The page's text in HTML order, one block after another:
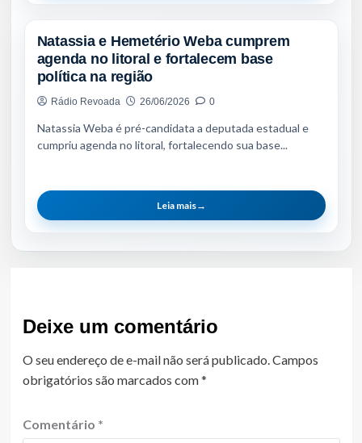
Natassia e Hemetério Weba cumprem
agenda no litoral e fortalecem base
política na região
Rádio Revoada 26/06/2026 0
Natassia Weba é pré-candidata a deputada estadual e
cumpriu agenda no litoral, fortalecendo sua base...
Leia mais→
Deixe um comentário
O seu endereço de e-mail não será publicado.Campos
obrigatórios são marcados com*
Comentário *